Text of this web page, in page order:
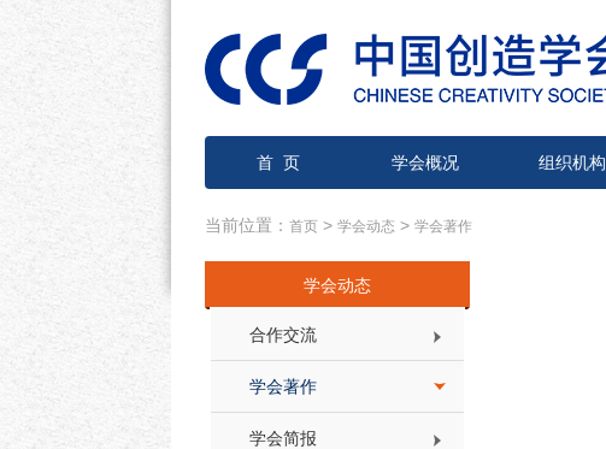
首 页 学会概况 组织机构
当前位置： 首页 > 学会动态 > 学会著作
学会动态
合作交流
学会著作
学会简报